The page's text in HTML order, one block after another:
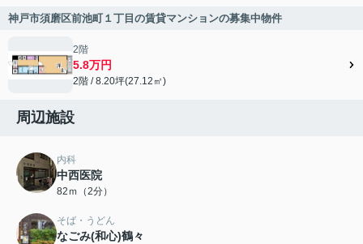
神戸市須磨区前池町１丁目の賃貸マンションの募集中物件
2階
5.8万円
2階 / 8.20坪(27.12㎡)
周辺施設
内科
中西医院
82ｍ（2分）
そば・うどん
なごみ(和心)鶴々